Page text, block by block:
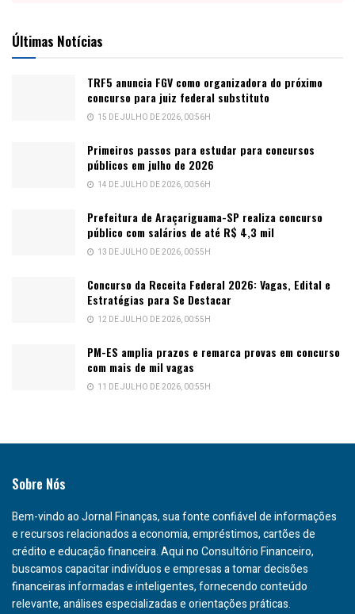
Últimas Notícias
TRF5 anuncia FGV como organizadora do próximo
concurso para juiz federal substituto
15 DE JULHO DE 2026, 00:56H
Primeiros passos para estudar para concursos
públicos em julho de 2026
14 DE JULHO DE 2026, 00:56H
Prefeitura de Araçariguama-SP realiza concurso
público com salários de até R$ 4,3 mil
13 DE JULHO DE 2026, 00:55H
Concurso da Receita Federal 2026: Vagas, Edital e
Estratégias para Se Destacar
12 DE JULHO DE 2026, 00:55H
PM-ES amplia prazos e remarca provas em concurso
com mais de mil vagas
11 DE JULHO DE 2026, 00:55H
Sobre Nós
Bem-vindo ao Jornal Finanças, sua fonte confiável de informações
e recursos relacionados a economia, empréstimos, cartões de
crédito e educação financeira. Aqui no Consultório Financeiro,
buscamos capacitar indivíduos e empresas a tomar decisões
financeiras informadas e inteligentes, fornecendo conteúdo
relevante, análises especializadas e orientações práticas.